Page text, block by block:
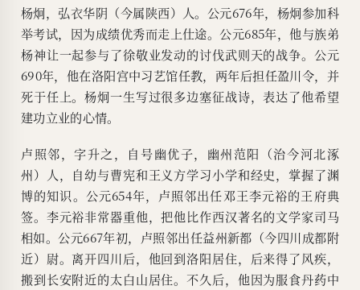
杨炯，弘衣华阴（今属陕西）人。公元676年，杨炯参加科
举考试，因为成绩优秀而走上仕途。公元685年，他与族弟
杨神让一起参与了徐敬业发动的讨伐武则天的战争。公元
690年，他在洛阳宫中习艺馆任教，两年后担任盈川令，并
死于任上。杨炯一生写过很多边塞征战诗，表达了他希望
建功立业的心情。
卢照邻，字升之，自号幽优子，幽州范阳（治今河北涿
州）人，自幼与曹宪和王义方学习小学和经史，掌握了渊
博的知识。公元654年，卢照邻出任邓王李元裕的王府典
签。李元裕非常器重他，把他比作西汉著名的文学家司马
相如。公元667年初，卢照邻出任益州新都（今四川成都附
近）尉。离开四川后，他回到洛阳居住，后来得了风疾，
搬到长安附近的太白山居住。不久后，他因为服食丹药中